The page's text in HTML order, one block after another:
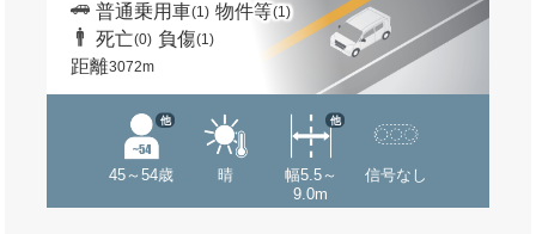
普通乗用車(1) 物件等(1)
死亡(0) 負傷(1)
距離3072m
45～54歳
他
晴
幅5.5～
9.0m
他
信号なし